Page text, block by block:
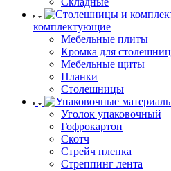
комплектующие
Мебельные плиты
Кромка для столешниц
Мебельные щиты
Планки
Столешницы
Уголок упаковочный
Гофрокартон
Скотч
Стрейч пленка
Стреппинг лента